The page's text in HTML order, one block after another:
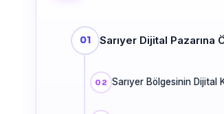
Sarıyer Dijital Pazarına
Sarıyer Bölgesinin Dijital